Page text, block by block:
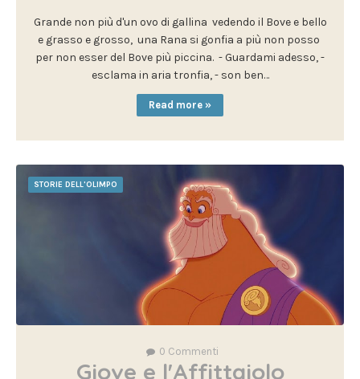
Grande non più d'un ovo di gallina vedendo il Bove e bello
e grasso e grosso, una Rana si gonfia a più non posso
per non esser del Bove più piccina. - Guardami adesso, -
esclama in aria tronfia, - son ben…
Read more »
STORIE DELL'OLIMPO
0 Commenti
Giove e l'Affittaiolo